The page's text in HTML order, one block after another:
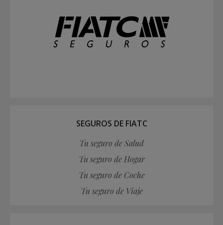
SEGUROS DE FIATC
Tu seguro de Salud
Tu seguro de Hogar
Tu seguro de Coche
Tu seguro de Viaje